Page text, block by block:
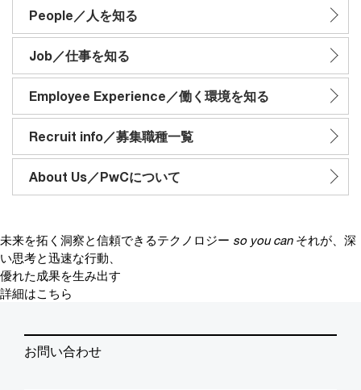
People／人を知る
Job／仕事を知る
Employee Experience／働く環境を知る
Recruit info／募集職種一覧
About Us／PwCについて
未来を拓く洞察と信頼できるテクノロジー so you can それが、深
い思考と迅速な行動、
優れた成果を生み出す
詳細はこちら
お問い合わせ